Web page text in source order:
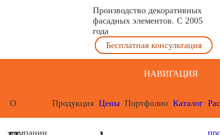
Производство декоративных
фасадных элементов. С 2005
года
Бесплатная консультация
НАВИГАЦИЯ
О
компании
Продукция Цены Портфолио Каталог